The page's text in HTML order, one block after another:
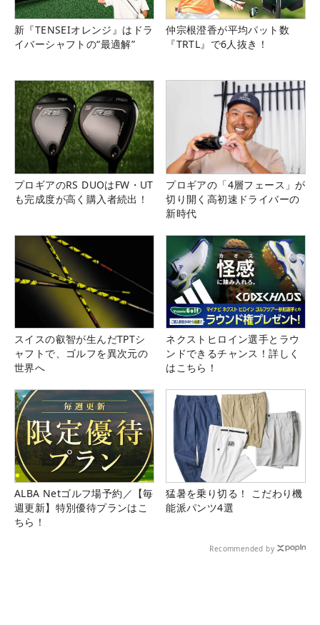
新『TENSEIオレンジ』はドラ
イバーシャフトの“最適解”
仲宗根澄香が平均パット数
『TRTL』で6人抜き！
プロギアのRS DUOはFW・UT
も完成度が高く購入者続出！
プロギアの「4層フェース」が
切り開く高初速ドライバーの
新時代
スイスの叡智が生んだTPTシ
ャフトで、ゴルフを異次元の
世界へ
ネクストヒロイン選手とラウ
ンドできるチャンス！詳しく
はこちら！
ALBA Netゴルフ場予約／【毎
週更新】特別優待プランはこ
ちら！
猛暑を乗り切る！ こだわり機
能派パンツ4選
Recommended by